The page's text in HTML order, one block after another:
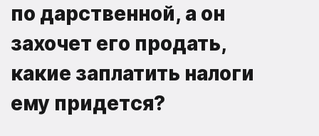
по дарственной, а он
захочет его продать,
какие заплатить налоги
ему придется?